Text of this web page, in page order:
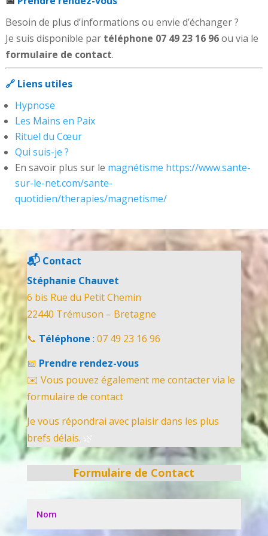
Besoin de plus d’informations ou envie d’échanger ?
Je suis disponible par téléphone 07 49 23 16 96ou via le
formulaire de contact.
🔗 Liens utiles
Hypnose
Les Mains en Paix
Rituel du Cœur
Qui suis-je ?
En savoir plus sur le magnétisme https://www.sante-
sur-le-net.com/sante-
quotidien/therapies/magnetisme/
📬Contact
Stéphanie Chauvet
6 bis Rue du Petit Chemin
22440 Trémuson – Bretagne
📞 Téléphone : 07 49 23 16 96
📅 Prendre rendez-vous
✉️ Vous pouvez également me contacter via le
formulaire de contact
Je vous répondrai avec plaisir dans les plus
brefs délais.
Formulaire de Contact